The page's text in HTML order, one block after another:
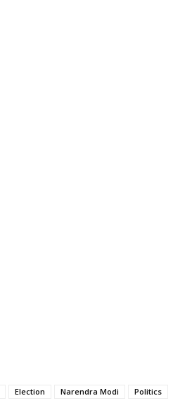
Election Narendra Modi
Politics